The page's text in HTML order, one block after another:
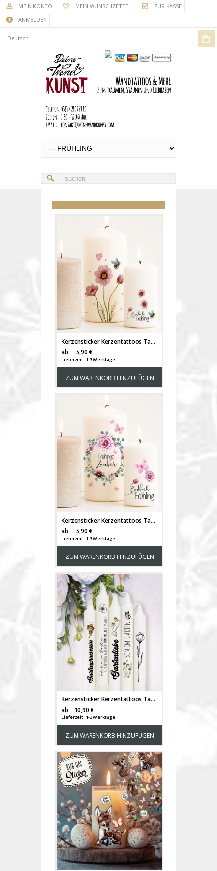
MEIN KONTO MEIN WUNSCHZETTEL
ZUR KASSE
ANMELDEN
Deutsch
Kerzensticker Kerzentattoos Tattoofolie Geschenk Frühling Frühlingsgrüße Blumen floral für Kerzen oder Keramik A6 Bogen DIY Stickerbogen für bis zu 6 Kerzen kst64
ab
5,90 €
Lieferzeit: 1-3 Werktage
ZUM WARENKORB HINZUFÜGEN
Kerzensticker Kerzentattoos Tattoofolie Geschenk Frühling Blumenkranz Rosen floral für Kerzen oder Keramik A6 Bogen DIY Stickerbogen für bis zu 8 Kerzen kst65
ab
5,90 €
Lieferzeit: 1-3 Werktage
ZUM WARENKORB HINZUFÜGEN
Kerzensticker Kerzentattoos Tattoofolie Garten Biene gärtnern Blumen Frühling für Kerzen oder Keramik A4 Bogen DIY Stickerbogen für bis zu 24 Kerzen kst69
ab
10,90 €
Lieferzeit: 1-3 Werktage
ZUM WARENKORB HINZUFÜGEN